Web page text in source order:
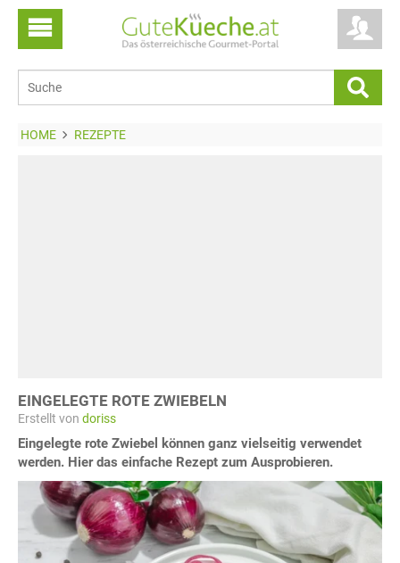
HOME REZEPTE
EINGELEGTE ROTE ZWIEBELN
Erstellt von doriss
Eingelegte rote Zwiebel können ganz vielseitig verwendet
werden. Hier das einfache Rezept zum Ausprobieren.